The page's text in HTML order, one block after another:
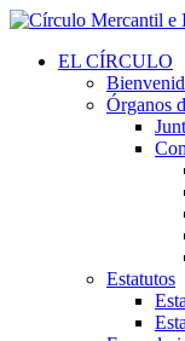
EL CÍRCULO
Órganos
Estatutos